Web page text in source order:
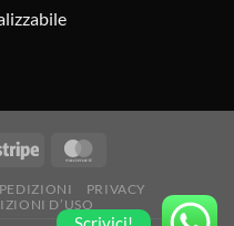
PRIVACY
D’USO